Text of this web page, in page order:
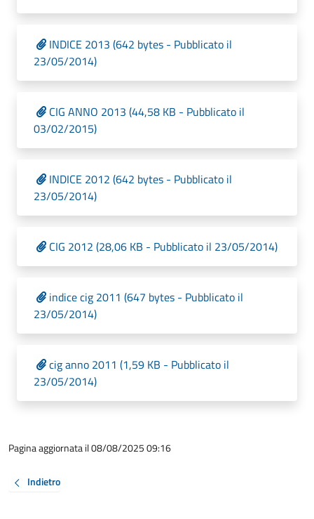
INDICE 2013 (642 bytes - Pubblicato il
23/05/2014)
CIG ANNO 2013 (44,58 KB - Pubblicato il
03/02/2015)
INDICE 2012 (642 bytes - Pubblicato il
23/05/2014)
CIG 2012 (28,06 KB - Pubblicato il 23/05/2014)
indice cig 2011 (647 bytes - Pubblicato il
23/05/2014)
cig anno 2011 (1,59 KB - Pubblicato il
23/05/2014)
Pagina aggiornata il 08/08/2025 09:16
Indietro